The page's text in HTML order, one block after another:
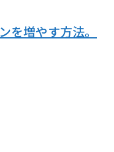
を増やす方法。